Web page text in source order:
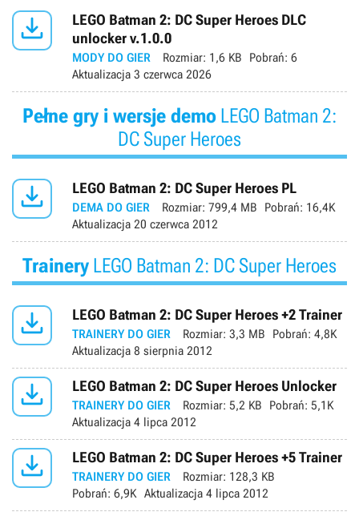

LEGO Batman 2: DC Super Heroes DLC
unlocker v.1.0.0
MODY DO GIER Rozmiar: 1,6 KB Pobrań: 6
Aktualizacja 3 czerwca 2026
Pełne gry i wersje demo LEGO Batman 2:
DC Super Heroes
 LEGO Batman 2: DC Super Heroes PL
DEMA DO GIER Rozmiar: 799,4 MB Pobrań: 16,4K
Aktualizacja 20 czerwca 2012
Trainery LEGO Batman 2: DC Super Heroes
 LEGO Batman 2: DC Super Heroes +2 Trainer
TRAINERY DO GIER Rozmiar: 3,3 MB Pobrań: 4,8K
Aktualizacja 8 sierpnia 2012
 LEGO Batman 2: DC Super Heroes Unlocker
TRAINERY DO GIER Rozmiar: 5,2 KB Pobrań: 5,1K
Aktualizacja 4 lipca 2012
 LEGO Batman 2: DC Super Heroes +5 Trainer
TRAINERY DO GIER Rozmiar: 128,3 KB
Pobrań: 6,9K Aktualizacja 4 lipca 2012